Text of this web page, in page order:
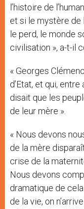
l’histoire de
et si le mystère de
le perd, le monde
civilisation », a-t-il
« Georges
d’Etat, et qui,
disait que les
de leur mère ».
« Nous devons
de la mère
crise de la
Nous devons
dramatique de cela
de la vie, on